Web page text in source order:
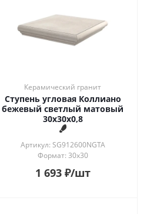
Керамический гранит
Ступень угловая Коллиано
бежевый светлый матовый
30x30x0,8
Артикул: SG912600NGTA
Формат: 30x30
1 693₽/шт